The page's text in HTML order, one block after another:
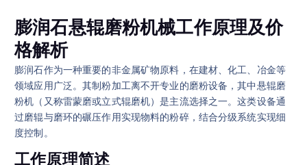
膨润石悬辊磨粉机械工作原理及价
格解析
膨润石作为一种重要的非金属矿物原料，在建材、化工、冶金等
领域应用广泛。其制粉加工离不开专业的磨粉设备，其中悬辊磨
粉机（又称雷蒙磨或立式辊磨机）是主流选择之一。这类设备通
过磨辊与磨环的碾压作用实现物料的粉碎，结合分级系统实现细
度控制。
工作原理简述